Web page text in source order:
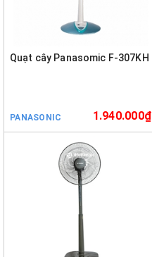
Quạt cây Panasomic F-307KH
PANASONIC 1.940.000₫